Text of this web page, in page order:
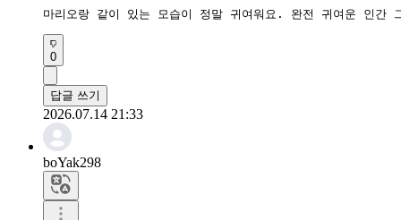
마리오랑 같이 있는 모습이 정말 귀여워요. 완전 귀여운 인간
0
답글 쓰기
2026.07.14 21:33
boYak298